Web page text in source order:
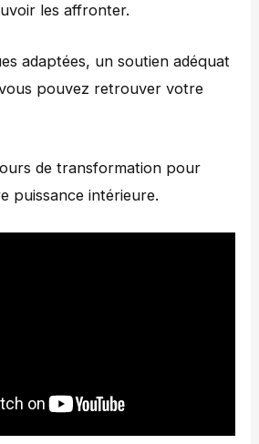
les affronter.
adaptées, un soutien adéquat
pouvez retrouver votre
de transformation pour
puissance intérieure.